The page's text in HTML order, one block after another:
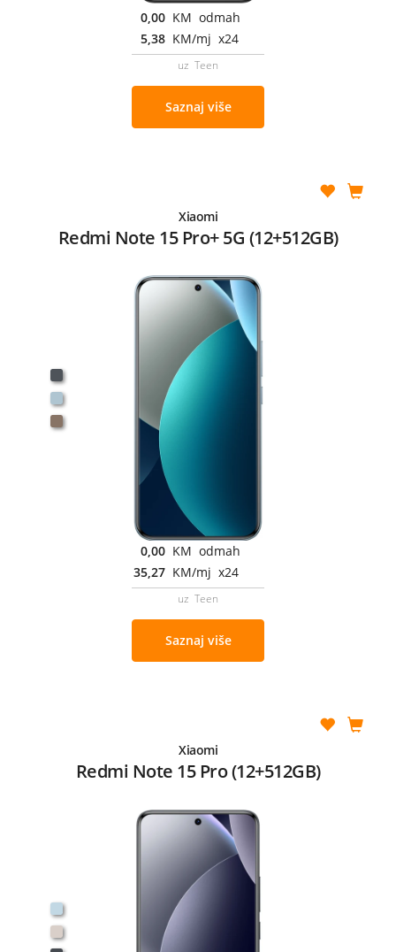
0,00 KM odmah
5,38 KM/mj x24
uz Teen
Saznaj više
Xiaomi
Redmi Note 15 Pro+ 5G (12+512GB)
0,00 KM odmah
35,27 KM/mj x24
uz Teen
Saznaj više
Xiaomi
Redmi Note 15 Pro (12+512GB)